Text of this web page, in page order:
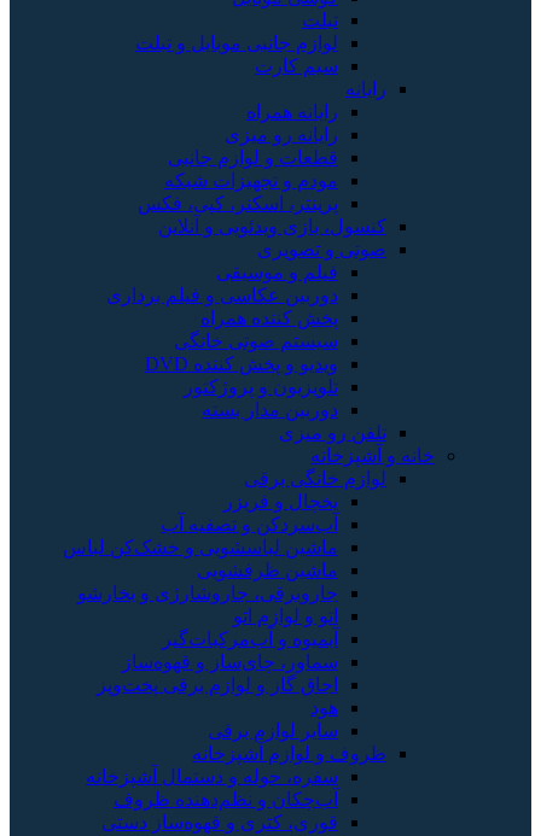
تبلت
لوازم جانبی موبایل و تبلت
سیم کارت
رایانه
رایانه همراه
رایانه رو میزی
قطعات و لوازم جانبی
مودم و تجهیزات شبکه
پرینتر، اسکنر، کپی، فکس
کنسول، بازی‌ ویدئویی و آنلاین
صوتی و تصویری
فیلم و موسیقی
دوربین عکاسی و فیلم برداری
پخش کننده همراه
سیستم صوتی خانگی
ویدیو و پخش کننده DVD
تلویزیون و پروژکتور
دوربین مدار بسته
تلفن رو میزی
خانه و آشپزخانه
لوازم خانگی برقی
یخچال و فریزر
آب‌سردکن و تصفیه آب
ماشین لباسشویی و خشک‌کن لباس
ماشین ظرفشویی
جاروبرقی، جاروشارژی و بخارشو
اتو و لوازم اتو
آبمیوه و آب‌مرکبات‌گیر
سماور، چای‌ساز و قهوه‌ساز
اجاق گاز و لوازم برقی پخت‌وپز
هود
سایر لوازم برقی
ظروف و لوازم آشپزخانه
سفره، حوله و دستمال آشپزخانه
آب‌چکان و نظم‌دهنده ظروف
قوری، کتری و قهوه‌ساز دستی